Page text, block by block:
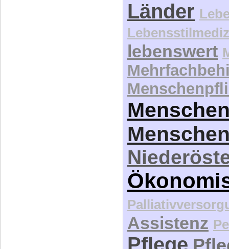
Länder
lebenswert
Assistenz
Pflege